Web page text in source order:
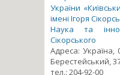
України
імені Ігоря
Наука та
Сікорського
Адреса: Україна,
Берестейський,
тел.: 204-92-00